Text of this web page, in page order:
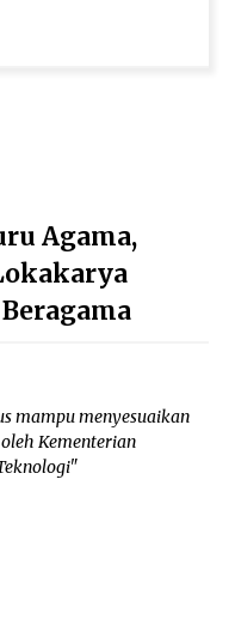
Agama,
mampu menyesuaikan
Kementerian